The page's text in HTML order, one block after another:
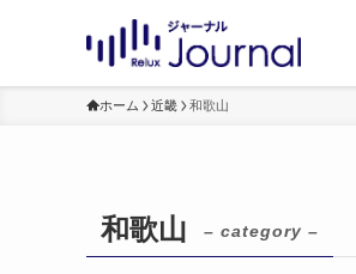
ホーム 近畿 和歌山
和歌山 – category –